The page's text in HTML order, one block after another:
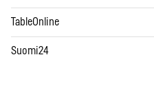
TableOnline
Suomi24